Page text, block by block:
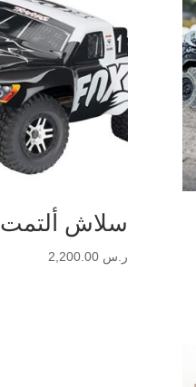
سلاش ألتمت FOX
ر.س